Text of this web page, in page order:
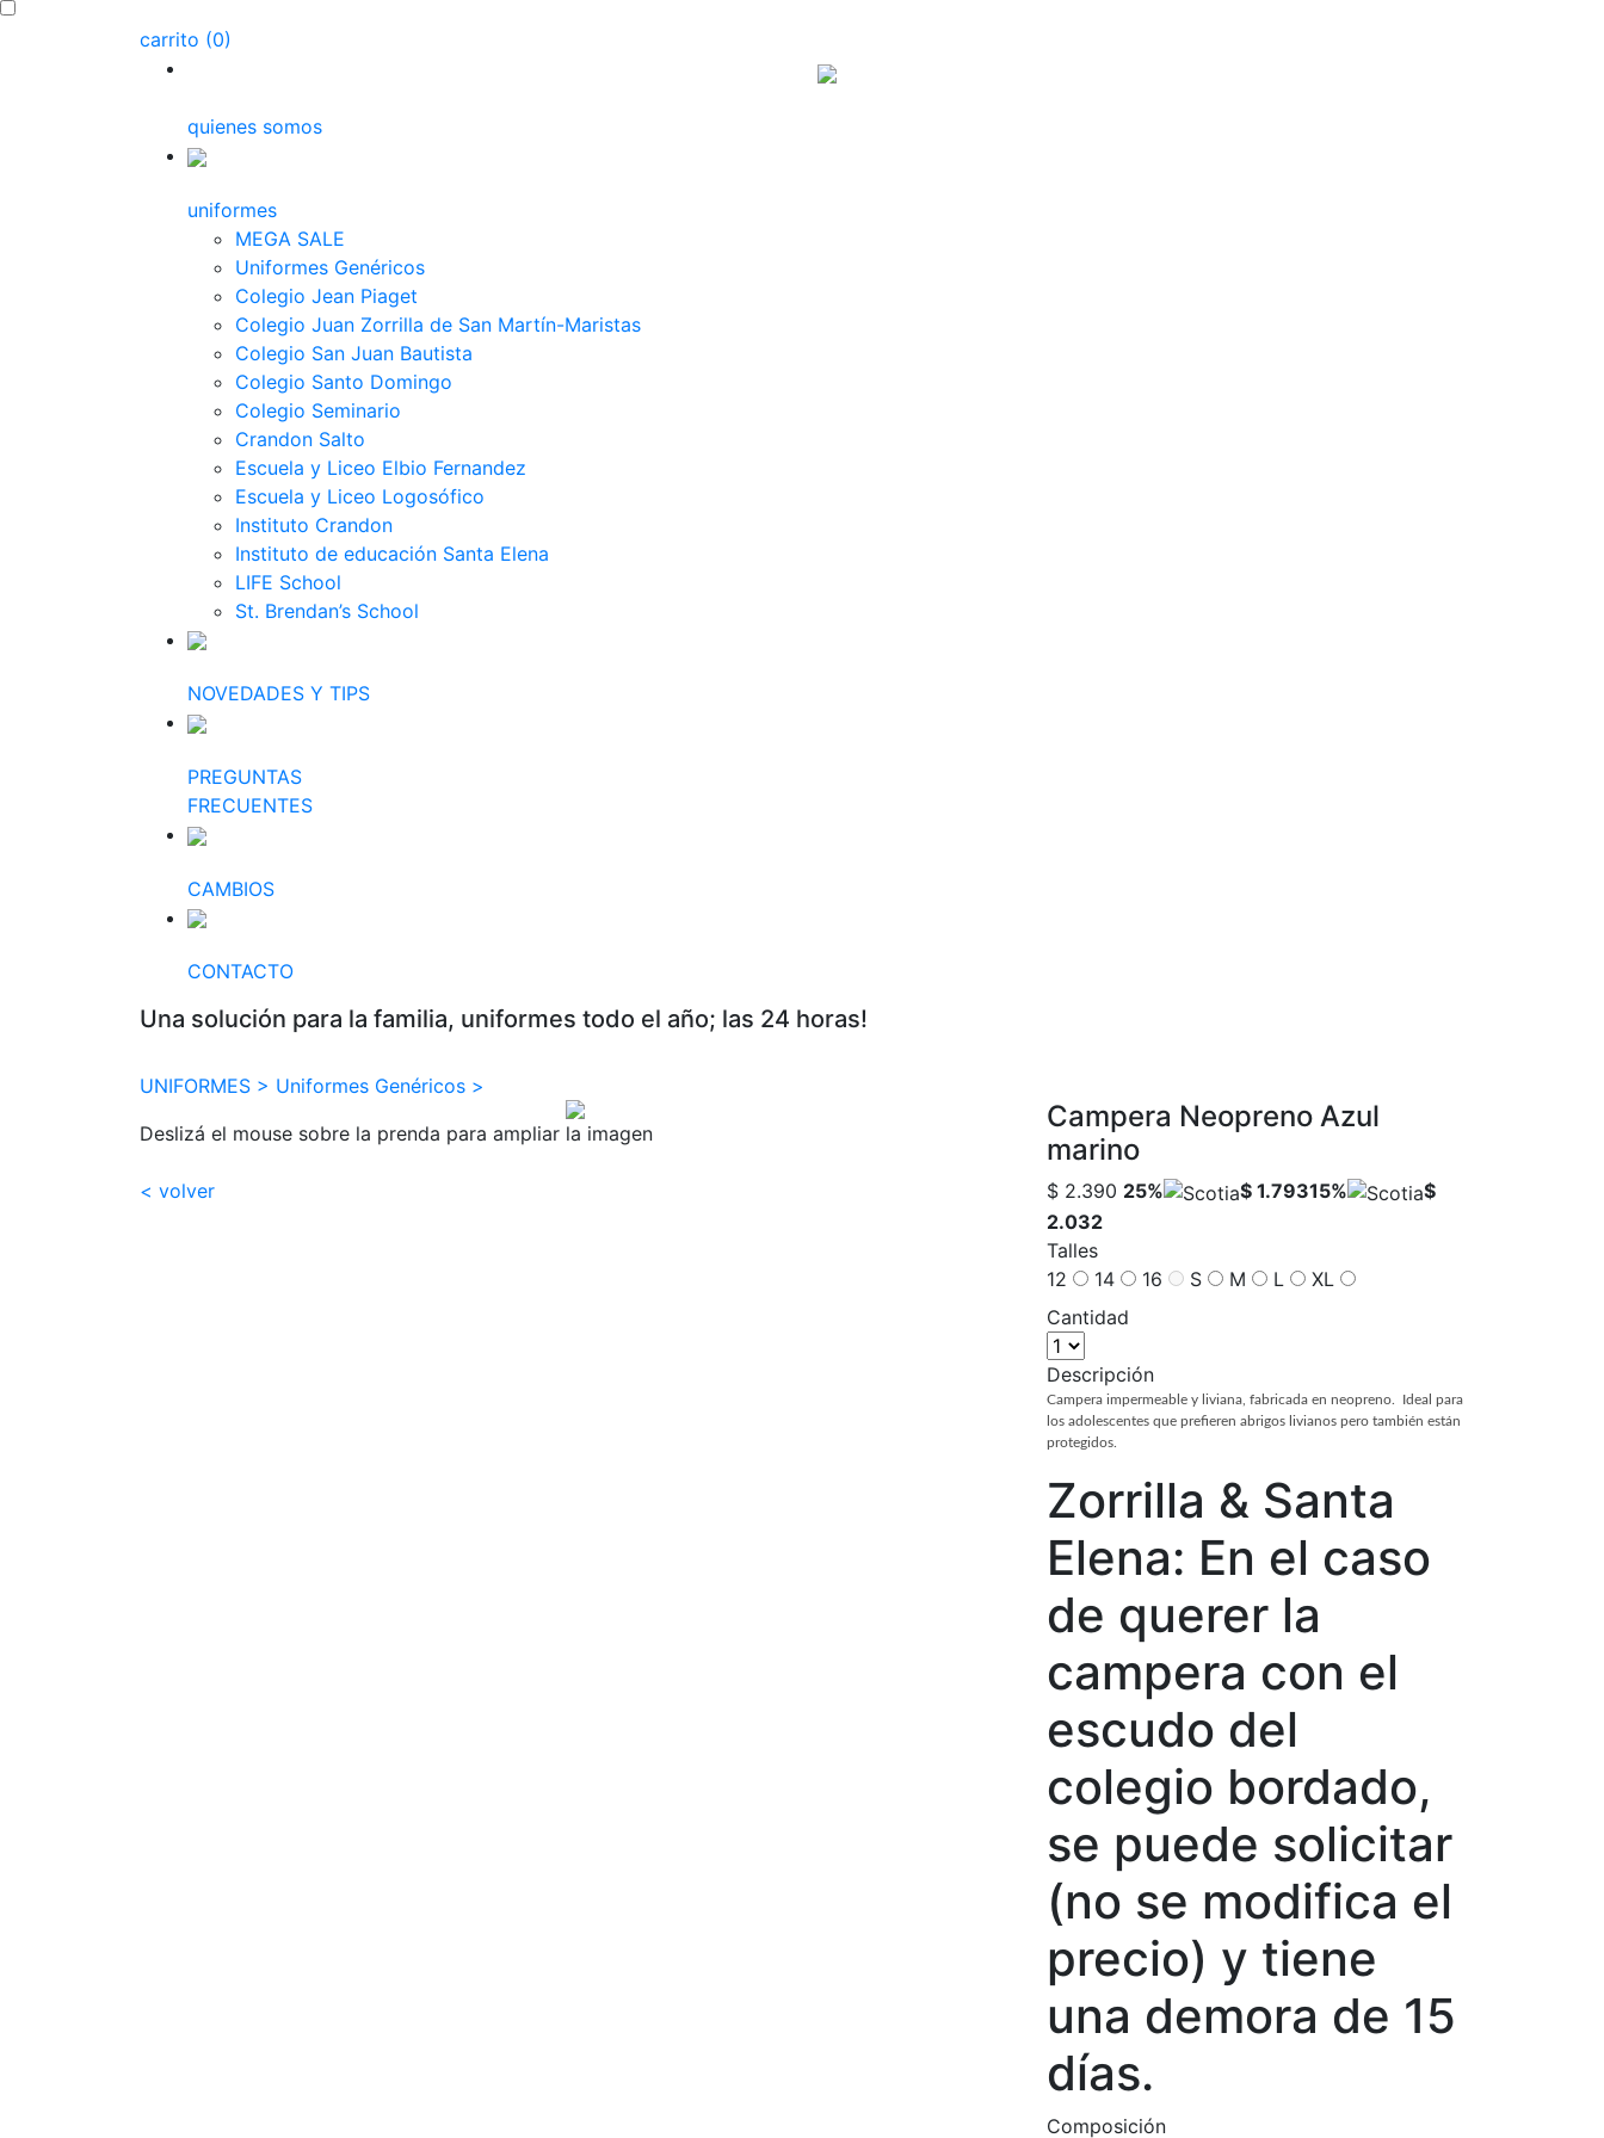
carrito (0)
quienes somos
uniformes
MEGA SALE
Uniformes Genéricos
Colegio Jean Piaget
Colegio Juan Zorrilla de San Martín-Maristas
Colegio San Juan Bautista
Colegio Santo Domingo
Colegio Seminario
Crandon Salto
Escuela y Liceo Elbio Fernandez
Escuela y Liceo Logosófico
Instituto Crandon
Instituto de educación Santa Elena
LIFE School
St. Brendan’s School
NOVEDADES Y TIPS
PREGUNTAS
FRECUENTES
CAMBIOS
CONTACTO
Una solución para la familia, uniformes todo el año; las 24 horas!
UNIFORMES > Uniformes Genéricos >
Deslizá el mouse sobre la prenda para ampliar la imagen
< volver
Campera Neopreno Azul
marino
$ 2.390 25% $ 1.79315%
$
2.032
Talles
12
14 16 S M L
XL
Cantidad
Descripción
Campera impermeable y liviana, fabricada en neopreno. Ideal para
los adolescentes que prefieren abrigos livianos pero también están
protegidos.
Zorrilla & Santa
Elena: En el caso
de querer la
campera con el
escudo del
colegio bordado,
se puede solicitar
(no se modifica el
precio) y tiene
una demora de 15
días.
Composición